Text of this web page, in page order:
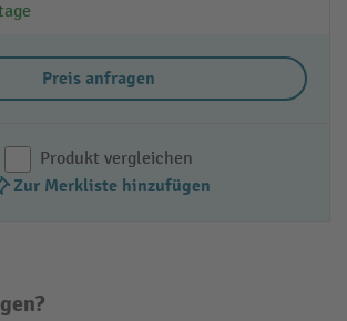
Preis anfragen
Produkt vergleichen
Zur Merkliste hinzufügen